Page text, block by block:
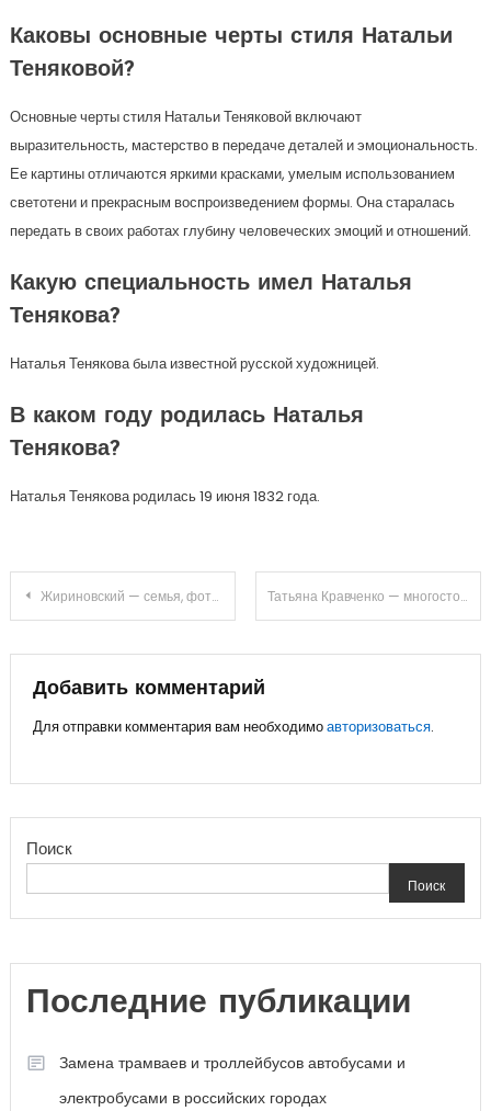
Каковы основные черты стиля Натальи
Теняковой?
Основные черты стиля Натальи Теняковой включают
выразительность, мастерство в передаче деталей и эмоциональность.
Ее картины отличаются яркими красками, умелым использованием
светотени и прекрасным воспроизведением формы. Она старалась
передать в своих работах глубину человеческих эмоций и отношений.
Какую специальность имел Наталья
Тенякова?
Наталья Тенякова была известной русской художницей.
В каком году родилась Наталья
Тенякова?
Наталья Тенякова родилась 19 июня 1832 года.
Навигация
по
записям
Жириновский — семья, фото, биография и дети — основные моменты из жизни политика Татьяна Кравченко — многосторонняя талантливая российская актриса с богатой биографией и успешной карьерой
Добавить комментарий
Для отправки комментария вам необходимоавторизоваться.
Поиск
Поиск
Последние публикации
Замена трамваев и троллейбусов автобусами и
электробусами в российских городах